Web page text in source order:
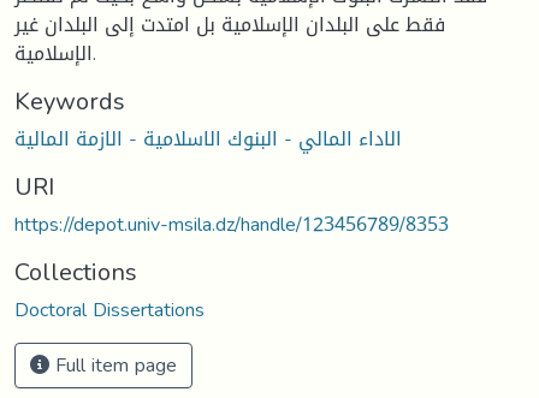
فقط على البلدان الإسلامية بل امتدت إلى البلدان غير
الإسلامية.
Keywords
الاداء المالي - البنوك الاسلامية - الازمة المالية
URI
https://depot.univ-msila.dz/handle/123456789/8353
Collections
Doctoral Dissertations
Full item page